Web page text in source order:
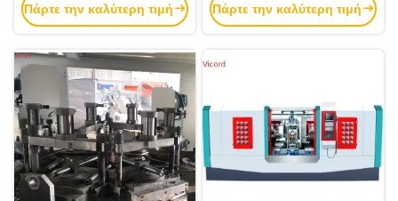
αυτόματη
Πάρτε την καλύτερη τιμή
Πάρτε την καλύτερη τιμή